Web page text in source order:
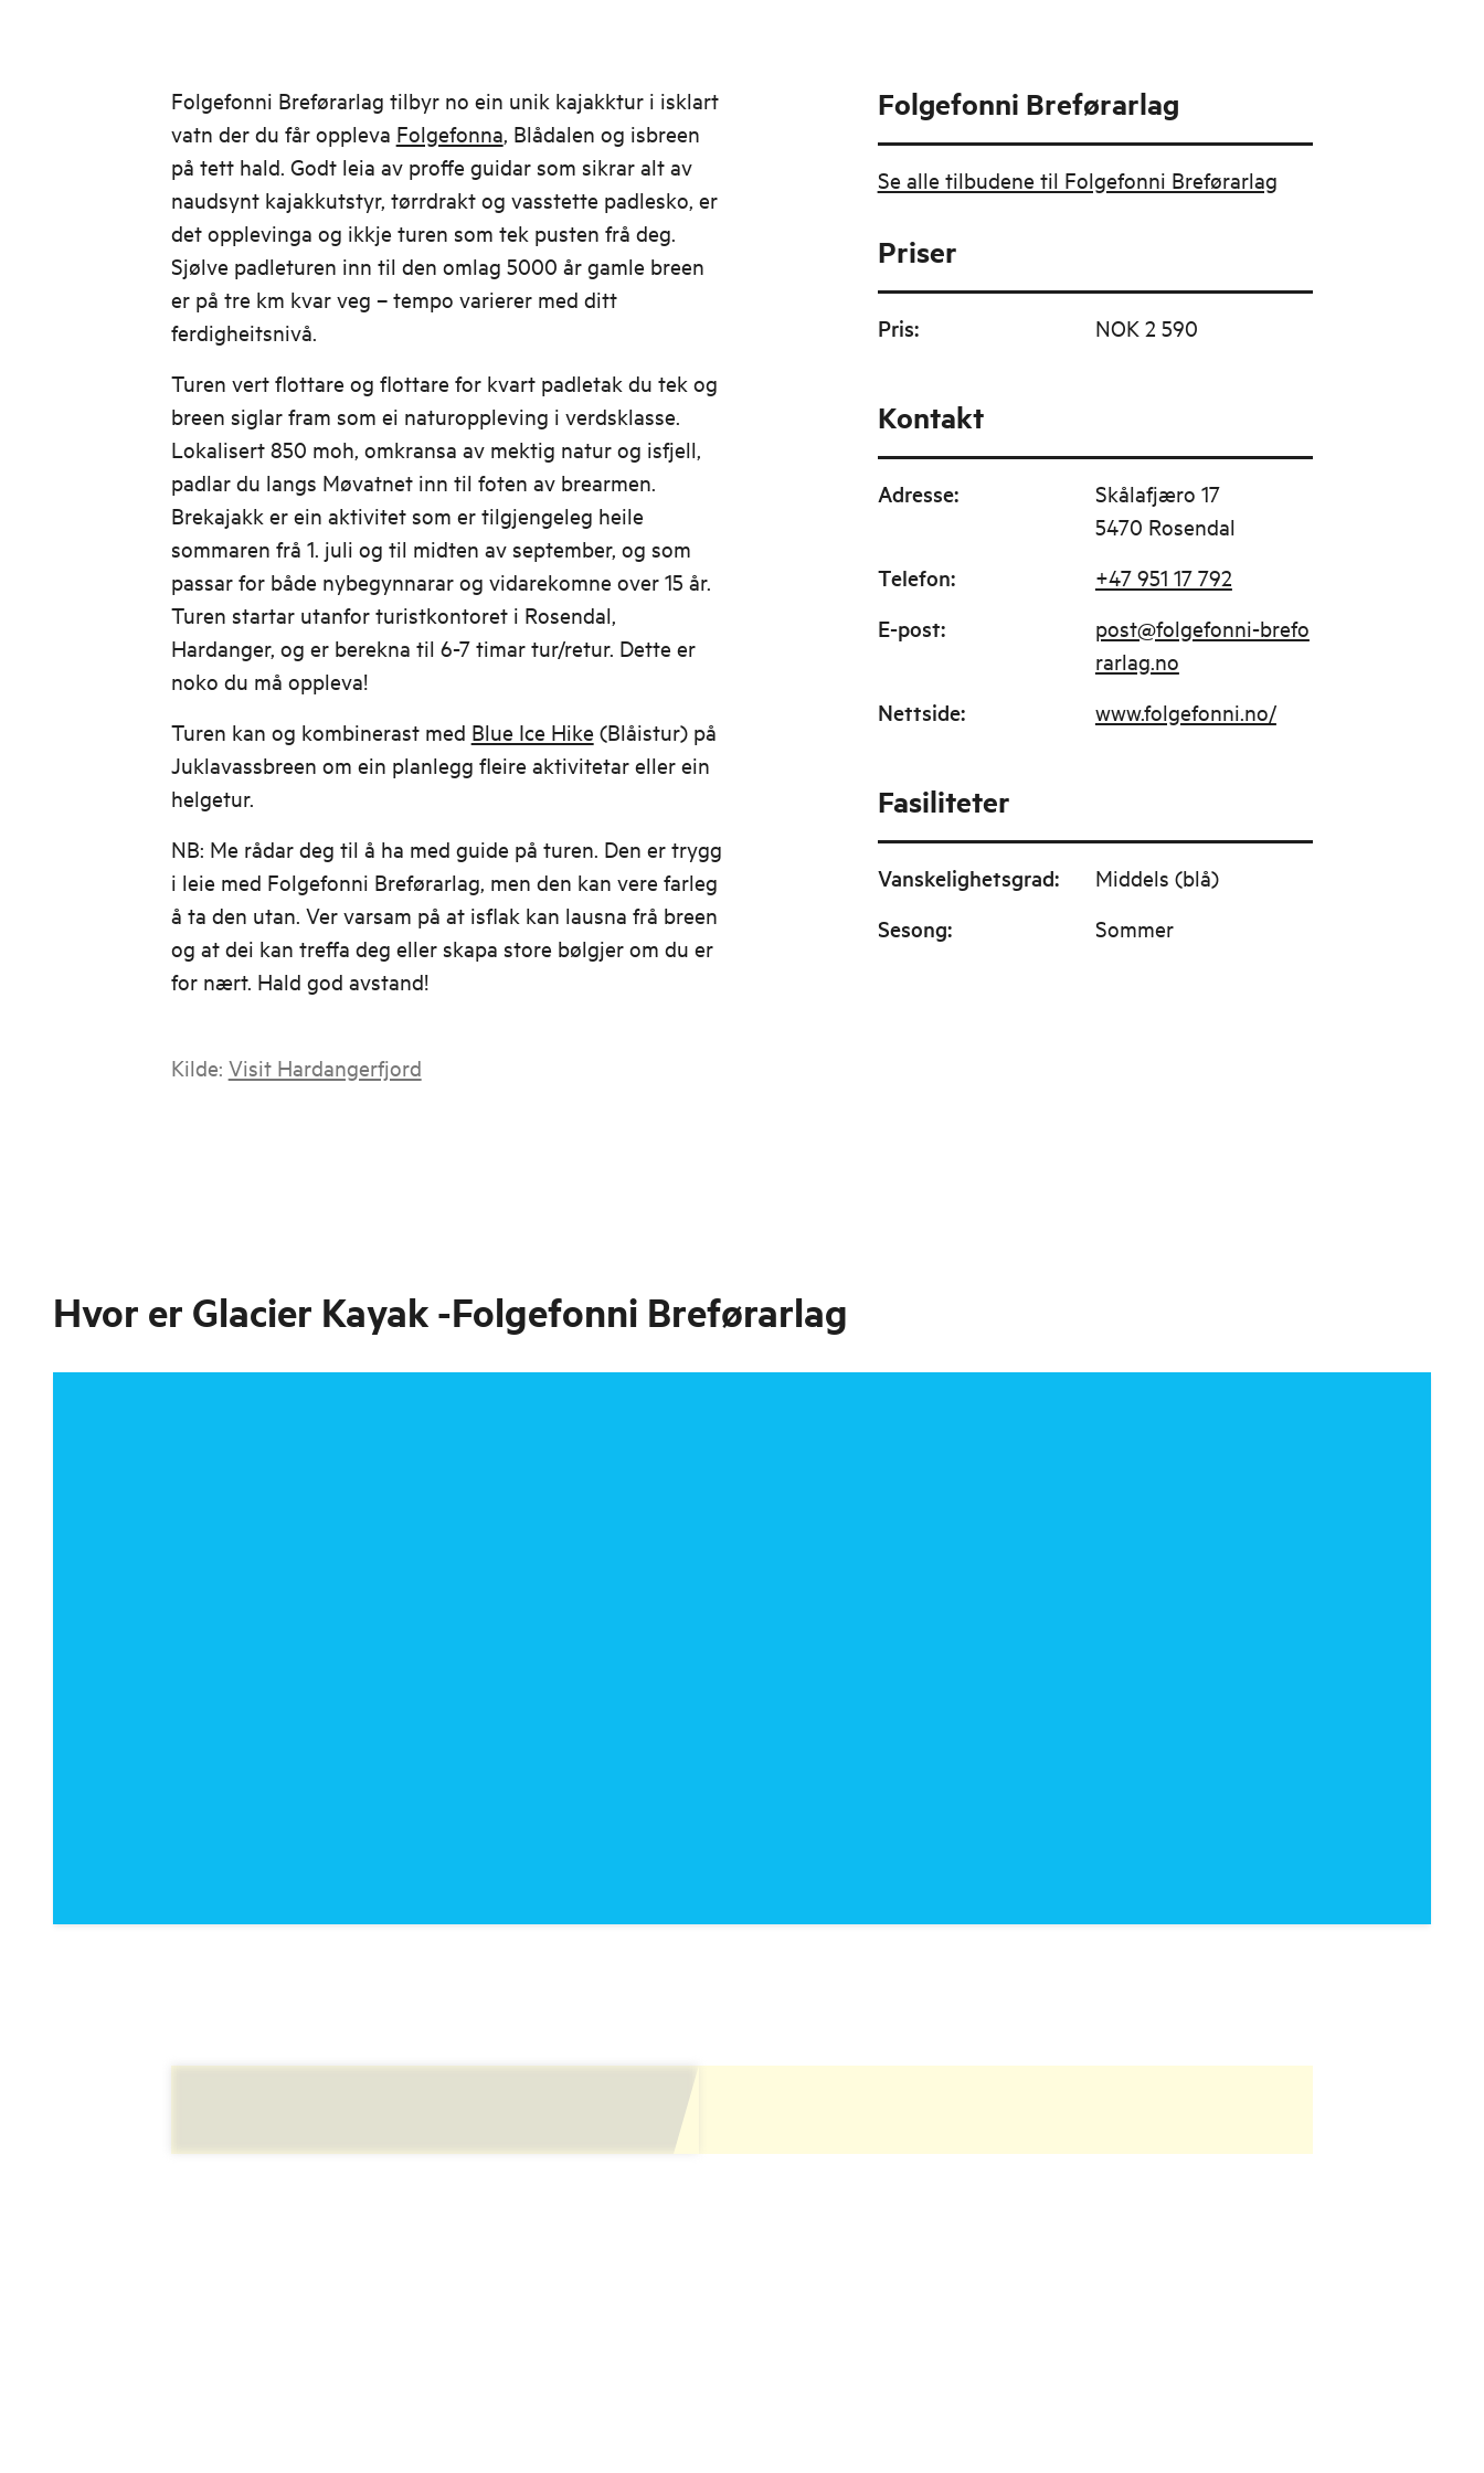
Folgefonni Breførarlag tilbyr no ein unik kajakktur i isklart
vatn der du får oppleva Folgefonna, Blådalen og isbreen
på tett hald. Godt leia av proffe guidar som sikrar alt av
naudsynt kajakkutstyr, tørrdrakt og vasstette padlesko, er
det opplevinga og ikkje turen som tek pusten frå deg.
Sjølve padleturen inn til den omlag 5000 år gamle breen
er på tre km kvar veg – tempo varierer med ditt
ferdigheitsnivå.
Turen vert flottare og flottare for kvart padletak du tek og
breen siglar fram som ei naturoppleving i verdsklasse.
Lokalisert 850 moh, omkransa av mektig natur og isfjell,
padlar du langs Møvatnet inn til foten av brearmen.
Brekajakk er ein aktivitet som er tilgjengeleg heile
sommaren frå 1. juli og til midten av september, og som
passar for både nybegynnarar og vidarekomne over 15 år.
Turen startar utanfor turistkontoret i Rosendal,
Hardanger, og er berekna til 6-7 timar tur/retur. Dette er
noko du må oppleva!
Turen kan og kombinerast med Blue Ice Hike(Blåistur) på
Juklavassbreen om ein planlegg fleire aktivitetar eller ein
helgetur.
NB: Me rådar deg til å ha med guide på turen. Den er trygg
i leie med Folgefonni Breførarlag, men den kan vere farleg
å ta den utan. Ver varsam på at isflak kan lausna frå breen
og at dei kan treffa deg eller skapa store bølgjer om du er
for nært. Hald god avstand!
Kilde: Visit Hardangerfjord
Folgefonni Breførarlag
Se alle tilbudene til Folgefonni Breførarlag
Priser
Pris: NOK 2 590
Kontakt
Adresse:
Skålafjæro 17
5470 Rosendal
Telefon: +47 951 17 792
E-post:
post@folgefonni-brefo
rarlag.no
Nettside: www.folgefonni.no/
Fasiliteter
Vanskelighetsgrad: Middels (blå)
Sesong: Sommer
Hvor er Glacier Kayak -Folgefonni Breførarlag